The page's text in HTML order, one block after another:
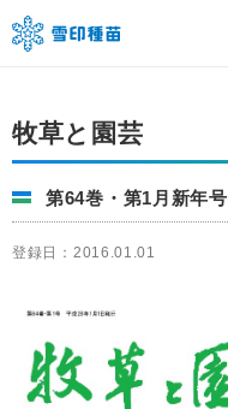
牧草と園芸
第64巻・第1月新年号
登録日：2016.01.01